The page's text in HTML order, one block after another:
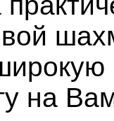
на